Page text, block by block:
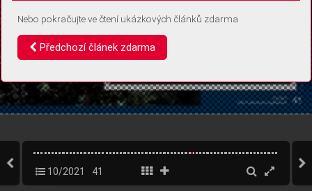
10/2021 41
Nebo pokračujte ve čtení ukázkových článků zdarma
Předchozí článek zdarma